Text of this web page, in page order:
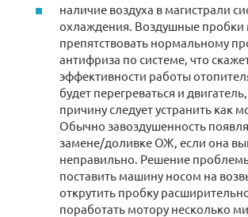
наличие воздуха в магистрали
охлаждения. Воздушные пробки
препятствовать нормальному
антифриза по системе, что
эффективности работы
будет перегреваться и двигатель,
причину следует устранить как
Обычно завоздушенность
замене/доливке ОЖ, если она
неправильно. Решение
поставить машину носом на
открутить пробку
поработать мотору несколько